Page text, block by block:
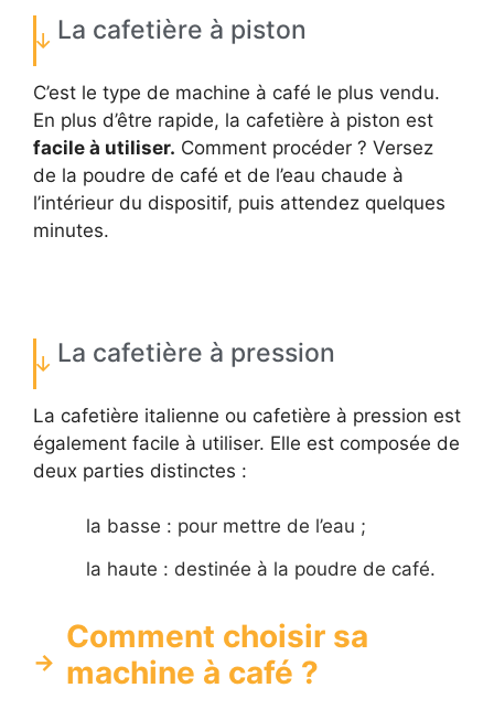
La cafetière à piston
C’est le type de machine à café le plus vendu.
En plus d’être rapide, la cafetière à piston est
facile à utiliser. Comment procéder ? Versez
de la poudre de café et de l’eau chaude à
l’intérieur du dispositif, puis attendez quelques
minutes.
La cafetière à pression
La cafetière italienne ou cafetière à pression est
également facile à utiliser. Elle est composée de
deux parties distinctes :
la basse : pour mettre de l’eau ;
la haute : destinée à la poudre de café.
Comment choisir sa
machine à café ?